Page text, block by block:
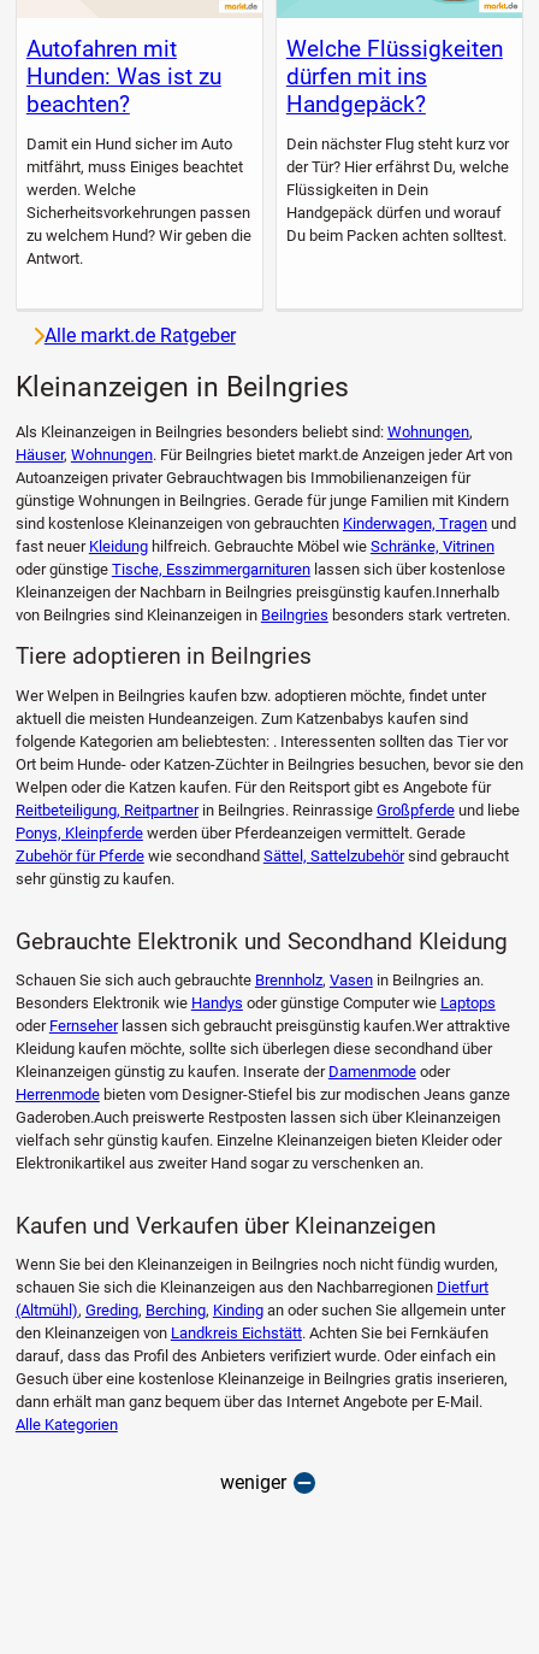
Autofahren mit
Hunden: Was ist zu
beachten?
Damit ein Hund sicher im Auto
mitfährt, muss Einiges beachtet
werden. Welche
Sicherheitsvorkehrungen passen
zu welchem Hund? Wir geben die
Antwort.
Welche Flüssigkeiten
dürfen mit ins
Handgepäck?
Dein nächster Flug steht kurz vor
der Tür? Hier erfährst Du, welche
Flüssigkeiten in Dein
Handgepäck dürfen und worauf
Du beim Packen achten solltest.
Alle markt.de Ratgeber
Kleinanzeigen in Beilngries
Als Kleinanzeigen in Beilngries besonders beliebt sind: Wohnungen,
Häuser, Wohnungen. Für Beilngries bietet markt.de Anzeigen jeder Art von
Autoanzeigen privater Gebrauchtwagen bis Immobilienanzeigen für
günstige Wohnungen in Beilngries. Gerade für junge Familien mit Kindern
sind kostenlose Kleinanzeigen von gebrauchten Kinderwagen, Tragenund
fast neuer Kleidunghilfreich. Gebrauchte Möbel wie Schränke, Vitrinen
oder günstige Tische, Esszimmergarniturenlassen sich über kostenlose
Kleinanzeigen der Nachbarn in Beilngries preisgünstig kaufen.Innerhalb
von Beilngries sind Kleinanzeigen in Beilngries besonders stark vertreten.
Tiere adoptieren in Beilngries
Wer Welpen in Beilngries kaufen bzw. adoptieren möchte, findet unter
aktuell die meisten Hundeanzeigen. Zum Katzenbabys kaufen sind
folgende Kategorien am beliebtesten: . Interessenten sollten das Tier vor
Ort beim Hunde- oder Katzen-Züchter in Beilngries besuchen, bevor sie den
Welpen oder die Katzen kaufen. Für den Reitsport gibt es Angebote für
Reitbeteiligung, Reitpartnerin Beilngries. Reinrassige Großpferdeund liebe
Ponys, Kleinpferdewerden über Pferdeanzeigen vermittelt. Gerade
Zubehör für Pferdewie secondhand Sättel, Sattelzubehörsind gebraucht
sehr günstig zu kaufen.
Gebrauchte Elektronik und Secondhand Kleidung
Schauen Sie sich auch gebrauchte Brennholz, Vasenin Beilngries an.
Besonders Elektronik wie Handys oder günstige Computer wie Laptops
oder Fernseherlassen sich gebraucht preisgünstig kaufen.Wer attraktive
Kleidung kaufen möchte, sollte sich überlegen diese secondhand über
Kleinanzeigen günstig zu kaufen. Inserate der Damenmodeoder
Herrenmodebieten vom Designer-Stiefel bis zur modischen Jeans ganze
Gaderoben.Auch preiswerte Restposten lassen sich über Kleinanzeigen
vielfach sehr günstig kaufen. Einzelne Kleinanzeigen bieten Kleider oder
Elektronikartikel aus zweiter Hand sogar zu verschenken an.
Kaufen und Verkaufen über Kleinanzeigen
Wenn Sie bei den Kleinanzeigen in Beilngries noch nicht fündig wurden,
schauen Sie sich die Kleinanzeigen aus den Nachbarregionen Dietfurt
(Altmühl), Greding, Berching, Kindingan oder suchen Sie allgemein unter
den Kleinanzeigen von Landkreis Eichstätt. Achten Sie bei Fernkäufen
darauf, dass das Profil des Anbieters verifiziert wurde. Oder einfach ein
Gesuch über eine kostenlose Kleinanzeige in Beilngries gratis inserieren,
dann erhält man ganz bequem über das Internet Angebote per E-Mail.
Alle Kategorien
weniger